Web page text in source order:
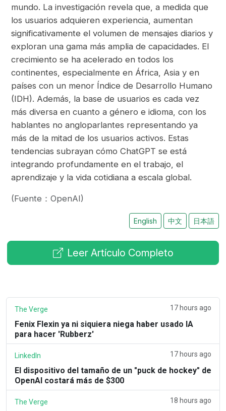
mundo. La investigación revela que, a medida que
los usuarios adquieren experiencia, aumentan
significativamente el volumen de mensajes diarios y
exploran una gama más amplia de capacidades. El
crecimiento se ha acelerado en todos los
continentes, especialmente en África, Asia y en
países con un menor Índice de Desarrollo Humano
(IDH). Además, la base de usuarios es cada vez
más diversa en cuanto a género e idioma, con los
hablantes no angloparlantes representando ya
más de la mitad de los usuarios activos. Estas
tendencias subrayan cómo ChatGPT se está
integrando profundamente en el trabajo, el
aprendizaje y la vida cotidiana a escala global.
(Fuente：OpenAI)
English 中文 日本語
Leer Artículo Completo
The Verge 17 hours ago
Fenix Flexin ya ni siquiera niega haber usado IA
para hacer 'Rubberz'
LinkedIn 17 hours ago
El dispositivo del tamaño de un "puck de hockey" de
OpenAI costará más de $300
The Verge 18 hours ago